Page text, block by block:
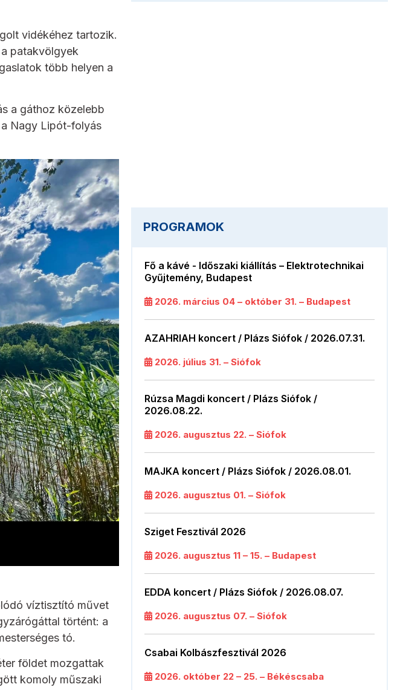
vidékéhez tartozik.
patakvölgyek
több helyen a
a gáthoz közelebb
Nagy Lipót-folyás
víztisztító művet
történt: a
tó.
földet mozgattak
komoly műszaki
PROGRAMOK
Fő a kávé - Időszaki kiállítás – Elektrotechnikai
Gyűjtemény, Budapest
2026. március 04 – október 31. – Budapest
AZAHRIAH koncert / Plázs Siófok / 2026.07.31.
2026. július 31. – Siófok
Rúzsa Magdi koncert / Plázs Siófok /
2026.08.22.
2026. augusztus 22. – Siófok
MAJKA koncert / Plázs Siófok / 2026.08.01.
2026. augusztus 01. – Siófok
Sziget Fesztivál 2026
2026. augusztus 11 – 15. – Budapest
EDDA koncert / Plázs Siófok / 2026.08.07.
2026. augusztus 07. – Siófok
Csabai Kolbászfesztivál 2026
2026. október 22 – 25. – Békéscsaba